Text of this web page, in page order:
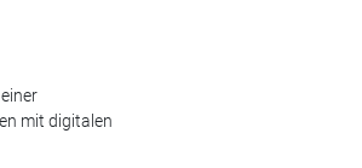
mit digitalen